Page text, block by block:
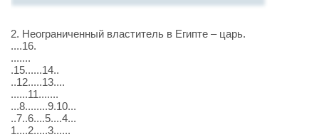
2. Неограниченный властитель в Египте – царь.
....16.
.......
.15......14..
..12.....13....
......11.......
...8........9.10...
..7..6....5....4...
1....2.....3......